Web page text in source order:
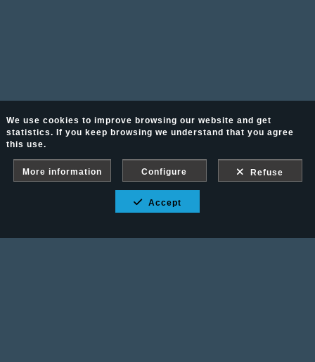
We use cookies to improve browsing our website and get
statistics. If you keep browsing we understand that you agree
this use.
More information Configure Refuse
Accept